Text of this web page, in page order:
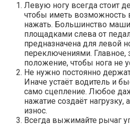
Левую ногу всегда стоит
чтобы иметь возможность
нажать. Большинство
площадками слева от
предназначена для левой
переключениями. Главное,
положение, чтобы нога не
Не нужно постоянно
Иначе устаёт водитель и
само сцепление. Любое
нажатие создаёт нагрузку,
износ.
Всегда выжимайте рычаг